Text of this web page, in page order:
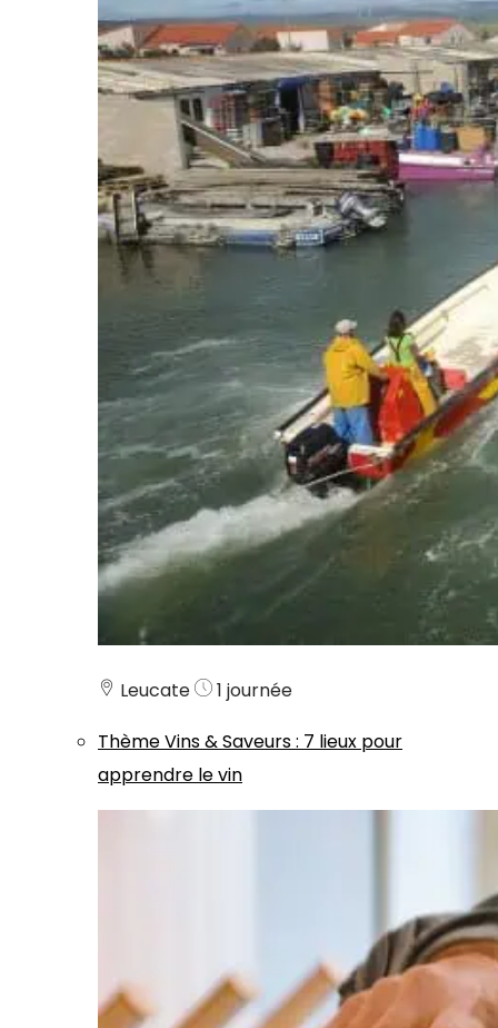
Leucate
1 journée
ThèmeVins & Saveurs: 7 lieux pour
apprendre le vin